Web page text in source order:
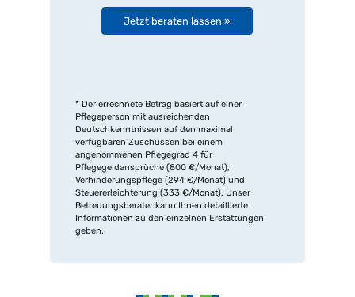
Jetzt beraten lassen »
* Der errechnete Betrag basiert auf einer
Pflegeperson mit ausreichenden
Deutschkenntnissen auf den maximal
verfügbaren Zuschüssen bei einem
angenommenen Pflegegrad 4 für
Pflegegeldansprüche (800 €/Monat),
Verhinderungspflege (294 €/Monat) und
Steuererleichterung (333 €/Monat). Unser
Betreuungsberater kann Ihnen detaillierte
Informationen zu den einzelnen Erstattungen
geben.